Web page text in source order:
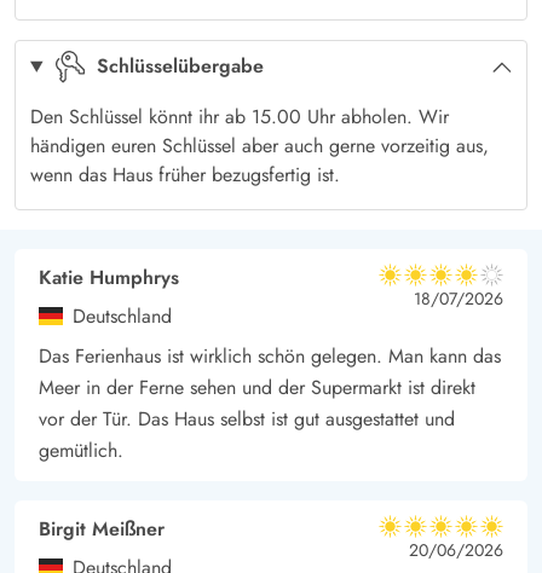
Schlüsselübergabe
Den Schlüssel könnt ihr ab 15.00 Uhr abholen. Wir
händigen euren Schlüssel aber auch gerne vorzeitig aus,
wenn das Haus früher bezugsfertig ist.
Katie Humphrys
Deutschland
4 von 5
4 von 5
4 out of 5
18/07/2026
Das Ferienhaus ist wirklich schön gelegen. Man kann das
Meer in der Ferne sehen und der Supermarkt ist direkt
vor der Tür. Das Haus selbst ist gut ausgestattet und
gemütlich.
Birgit Meißner
Deutschland
5 von 5
5 von 5
5 out of 5
20/06/2026